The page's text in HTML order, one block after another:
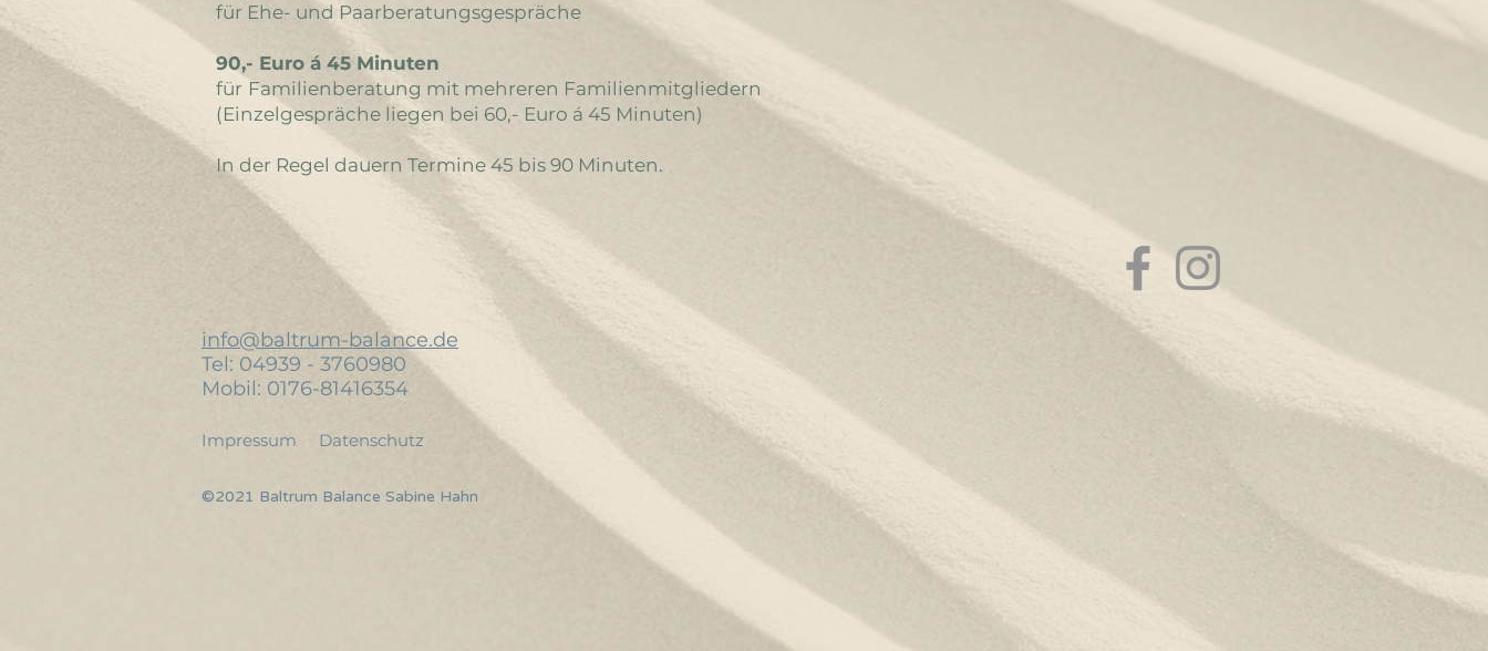
für Ehe- und Paarberatungsgespräche
90,- Euro á 45 Minuten
für Familienberatung mit mehreren Familienmitgliedern
(Einzelgespräche liegen bei 60,- Euro á 45 Minuten)
In der Regel dauern Termine 45 bis 90 Minuten.
info@baltrum-balance.de
Tel: 04939 - 3760980
Mobil: 0176-81416354
Impressum Datenschutz
©2021 Baltrum Balance Sabine Hahn